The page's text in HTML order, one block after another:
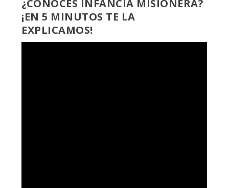
¿CONOCES INFANCIA MISIONERA?
¡EN 5 MINUTOS TE LA
EXPLICAMOS!